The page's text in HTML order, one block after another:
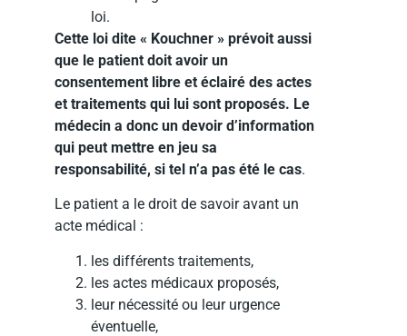
loi.
Cette loi dite « Kouchner » prévoit aussi
que le patient doit avoir un
consentement libre et éclairé des actes
et traitements qui lui sont proposés. Le
médecin a donc un devoir d’information
qui peut mettre en jeu sa
responsabilité, si tel n’a pas été le cas.
Le patient a le droit de savoir avant un
acte médical :
les différents traitements,
les actes médicaux proposés,
leur nécessité ou leur urgence
éventuelle,